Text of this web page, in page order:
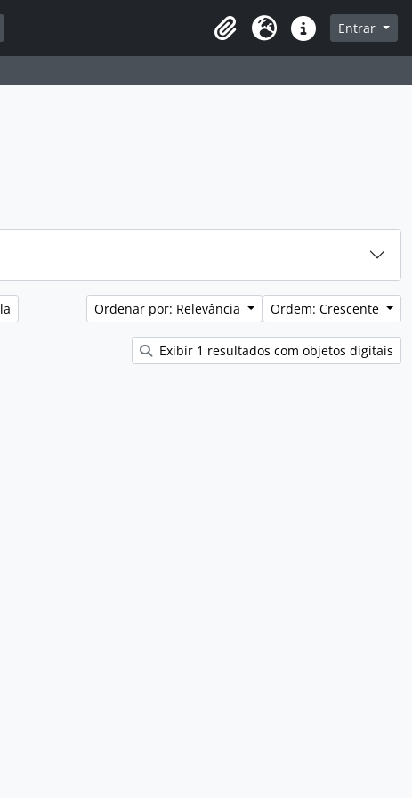
na página de navegação
Idioma Atalhos Entrar
Ordenar por: Relevância Ordem: Crescente
Exibir 1 resultados com objetos digitais